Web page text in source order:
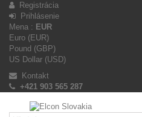
Registrácia
Prihlásenie
Mena : EUR
Euro (EUR)
Pound (GBP)
US Dollar (USD)
Kontakt
+421 903 565 287